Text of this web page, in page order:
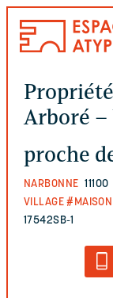
Arboré –
proche
NARBONNE 11100
VILLAGE #MAISON
17542SB-1